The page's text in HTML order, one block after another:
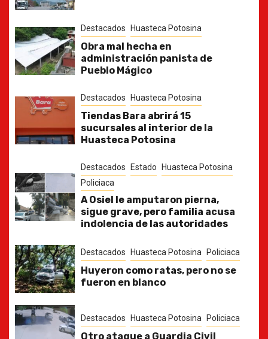
Destacados Huasteca Potosina
Obra mal hecha en
administración panista de
Pueblo Mágico
Destacados Huasteca Potosina
Tiendas Bara abrirá 15
sucursales al interior de la
Huasteca Potosina
Destacados Estado
Huasteca Potosina
Policiaca
A Osiel le amputaron pierna,
sigue grave, pero familia acusa
indolencia de las autoridades
Destacados Huasteca Potosina Policiaca
Huyeron como ratas, pero no se
fueron en blanco
Destacados Huasteca Potosina Policiaca
Otro ataque a Guardia Civil